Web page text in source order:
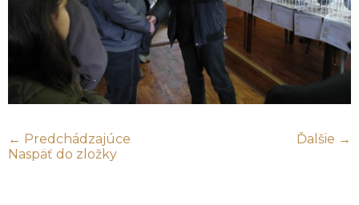
← Predchádzajúce
Ďalšie →
Naspäť do zložky